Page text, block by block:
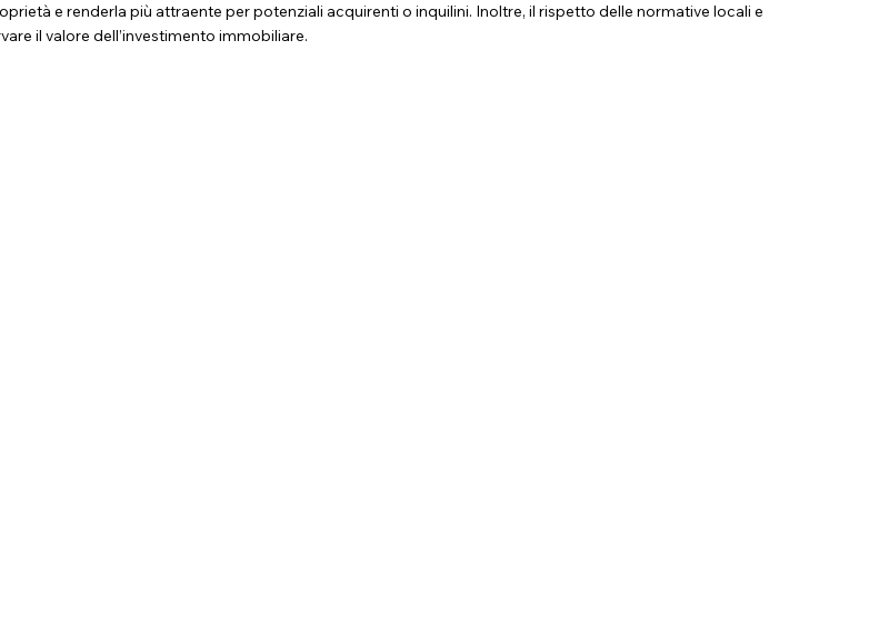
e renderla più attraente per potenziali acquirenti o inquilini. Inoltre, il rispetto delle normative locali e
il valore dell’investimento immobiliare.